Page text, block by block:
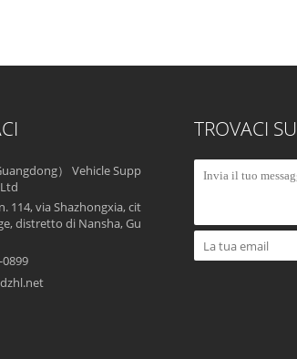
） Vehicle Supp
114, via Shazhongxia, cit
distretto di Nansha, Gu
TROVACI SU